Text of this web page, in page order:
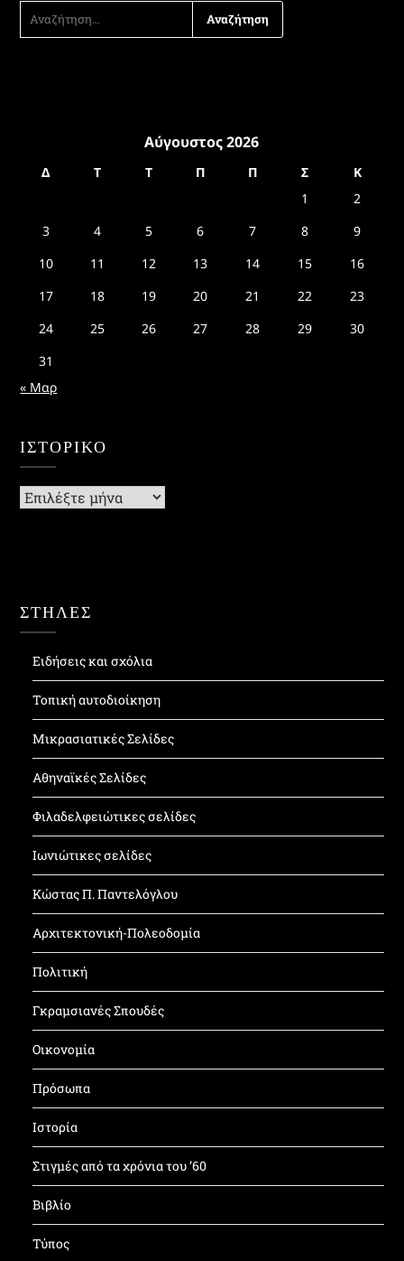
ΑΝΑΖΉΤΗΣΗ
ΓΙΑ:
Αύγουστος 2026
Δ Τ Τ Π Π Σ
Κ
1
2
3
4 5 6 7 8
9
10
11 12 13 14 15
16
17
18 19 20 21 22
23
24
25 26 27 28 29
30
31
« Μαρ
ΙΣΤΟΡΙΚΌ
Ιστορικό
ΣΤΗΛΕΣ
Ειδήσεις και σχόλια
Τοπική αυτοδιοίκηση
Μικρασιατικές Σελίδες
Αθηναϊκές Σελίδες
Φιλαδελφειώτικες σελίδες
Ιωνιώτικες σελίδες
Κώστας Π. Παντελόγλου
Αρχιτεκτονική-Πολεοδομία
Πολιτική
Γκραμσιανές Σπουδές
Οικονομία
Πρόσωπα
Ιστορία
Στιγμές από τα χρόνια του ’60
Βιβλίο
Τύπος